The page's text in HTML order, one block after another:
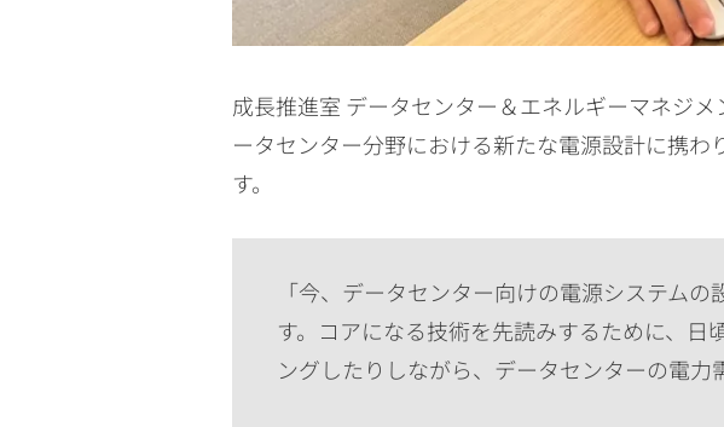
成長推進室 データセンター＆エネルギーマネジ
ータセンター分野における新たな電源設計に携
す。
「今、データセンター向けの電源システム
す。コアになる技術を先読みするために、
ングしたりしながら、データセンターの電力